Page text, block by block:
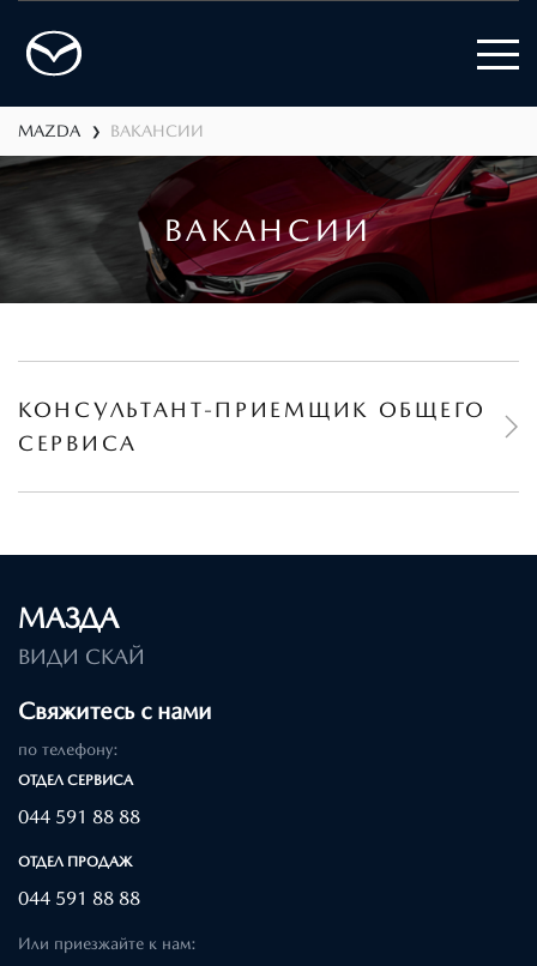
MAZDA ❯ ВАКАНСИИ
ВАКАНСИИ
КОНСУЛЬТАНТ-ПРИЕМЩИК ОБЩЕГО
СЕРВИСА
МАЗДА
ВИДИ СКАЙ
Свяжитесь с нами
по телефону:
ОТДЕЛ CЕРВИСА
044 591 88 88
ОТДЕЛ ПРОДАЖ
044 591 88 88
Или приезжайте к нам: